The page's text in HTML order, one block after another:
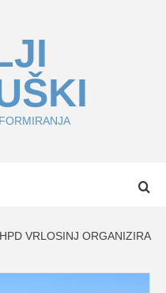
HPD VRLOSINJ ORGANIZIRA